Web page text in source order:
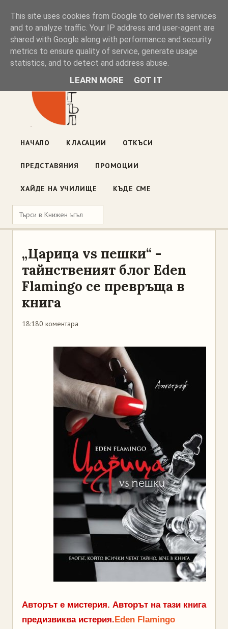
Книжен ъгъл
Блог на книжарницата — класации, откъси, нови книги
ул. „Оборище" 117, София· пон–пет 10:00–19:00 ·
НАЧАЛО КЛАСАЦИИ ОТКЪСИ
ПРЕДСТАВЯНИЯ ПРОМОЦИИ
ХАЙДЕ НА УЧИЛИЩЕ КЪДЕ СМЕ
„Царица vs пешки“ -
тайнственият блог Еden
Flamingo се превръща в
книга
18:180 коментара
Авторът е мистерия. Авторът на тази книга
предизвиква истерия.Еden Flamingo
This site uses cookies from Google to deliver its services
and to analyze traffic. Your IP address and user-agent are
shared with Google along with performance and security
metrics to ensure quality of service, generate usage
statistics, and to detect and address abuse.
LEARN MORE GOT IT